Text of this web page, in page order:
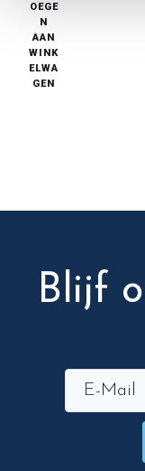
OEGE
N
AAN
WINK
ELWA
GEN
Blijf